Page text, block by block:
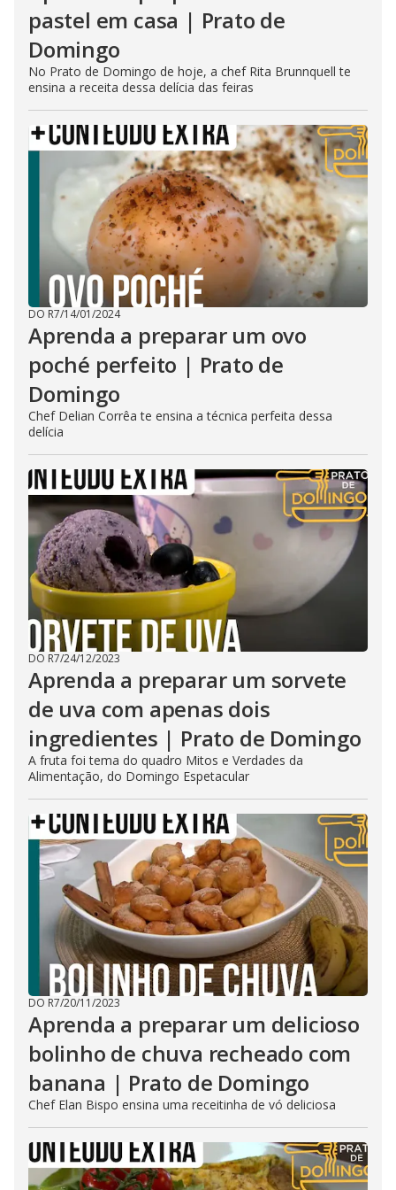
pastel em casa | Prato de
Domingo
No Prato de Domingo de hoje, a chef Rita Brunnquell te
ensina a receita dessa delícia das feiras
DO R7/14/01/2024
Aprenda a preparar um ovo
poché perfeito | Prato de
Domingo
Chef Delian Corrêa te ensina a técnica perfeita dessa
delícia
DO R7/24/12/2023
Aprenda a preparar um sorvete
de uva com apenas dois
ingredientes | Prato de Domingo
A fruta foi tema do quadro Mitos e Verdades da
Alimentação, do Domingo Espetacular
DO R7/20/11/2023
Aprenda a preparar um delicioso
bolinho de chuva recheado com
banana | Prato de Domingo
Chef Elan Bispo ensina uma receitinha de vó deliciosa